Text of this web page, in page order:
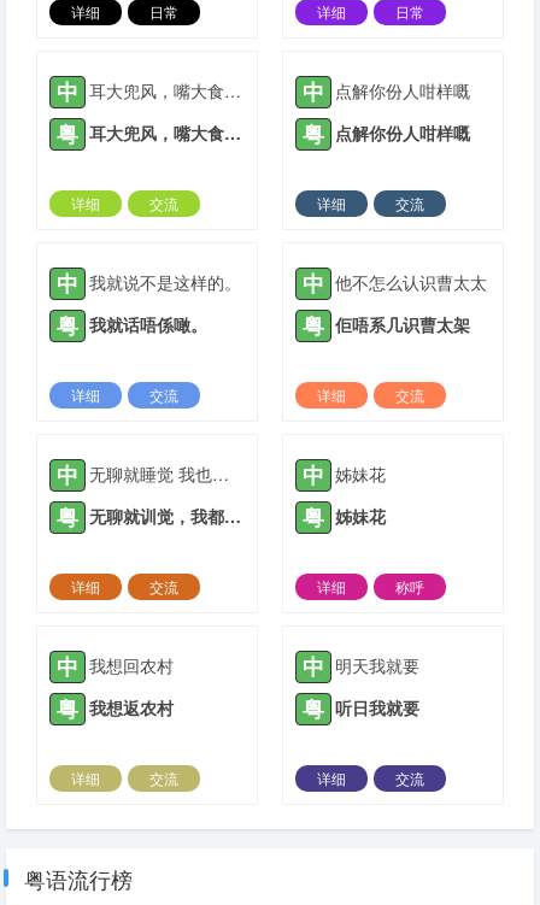
详细
日常
详细
日常
中 耳大兜风，嘴大食穷人
粤 耳大兜风，嘴大食穷人
详细
交流
中 点解你份人咁样嘅
粤 点解你份人咁样嘅
详细
交流
中 我就说不是这样的。
粤 我就话唔係噉。
详细
交流
中 他不怎么认识曹太太
粤 佢唔系几识曹太架
详细
交流
中 无聊就睡觉 我也不知道去哪里玩
粤 无聊就训觉，我都唔知道去边度玩。
详细
交流
中 姊妹花
粤 姊妹花
详细
称呼
中 我想回农村
粤 我想返农村
详细
交流
中 明天我就要
粤 听日我就要
详细
交流
粤语流行榜